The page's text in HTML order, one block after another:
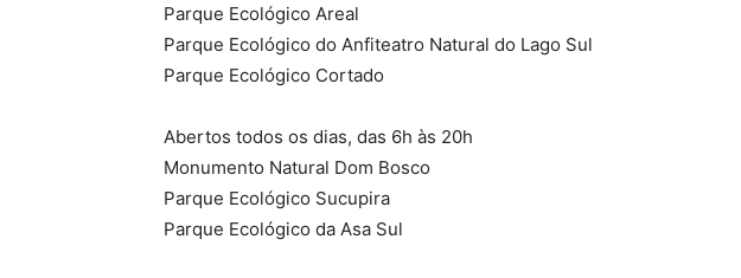
Parque Ecológico Areal
Parque Ecológico do Anfiteatro Natural do Lago Sul
Parque Ecológico Cortado
Abertos todos os dias, das 6h às 20h
Monumento Natural Dom Bosco
Parque Ecológico Sucupira
Parque Ecológico da Asa Sul